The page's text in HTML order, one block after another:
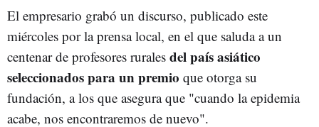
El empresario grabó un discurso, publicado este
miércoles por la prensa local, en el que saluda a un
centenar de profesores rurales del país asiático
seleccionados para un premio que otorga su
fundación, a los que asegura que "cuando la epidemia
acabe, nos encontraremos de nuevo".